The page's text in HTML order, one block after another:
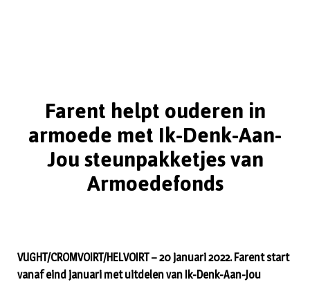
Farent helpt ouderen in
armoede met Ik-Denk-Aan-
Jou steunpakketjes van
Armoedefonds
VUGHT/CROMVOIRT/HELVOIRT – 20 januari 2022. Farent start
vanaf eind januari met uitdelen van Ik-Denk-Aan-Jou